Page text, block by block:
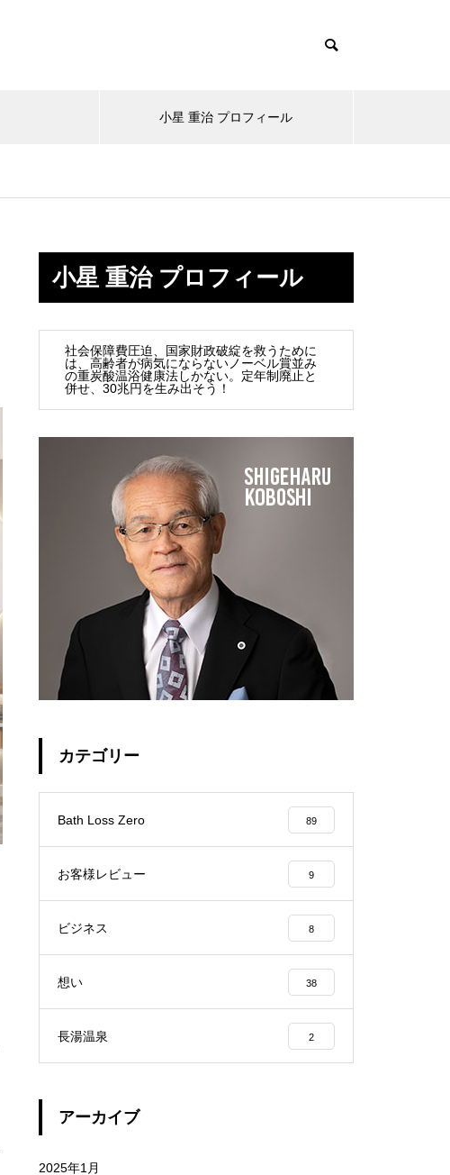
小星 重治 プロフィール
冷え症を改善する第一歩。まず
は入浴習慣を見直そう
日本と韓国の少子化が世界と比
新陳代謝を良くするためにリラ
ックスできる入浴法で血流を上
げよう
「冷えは万病の元」産前産後の
互換性はお客様のため
成功者の要件
医聖からの警告「人は自然から
【フェムケア入浴剤】女性が健
やかに暮らすために、やさしく
洗う。
半永久的に残る化学物質？米国
で制限されるPFAS(ピーファス)
赤ちゃんやお母さんを守りた
い。経皮毒について考えてみま
小星 重治 プロフィール
社会保障費圧迫、国家財政破綻を救うために
は、高齢者が病気にならないノーベル賞並み
の重炭酸温浴健康法しかない。定年制廃止と
併せ、30兆円を生み出そう！
カテゴリー
Bath Loss Zero 89
お客様レビュー 9
ビジネス 8
想い 38
長湯温泉 2
アーカイブ
2025年1月